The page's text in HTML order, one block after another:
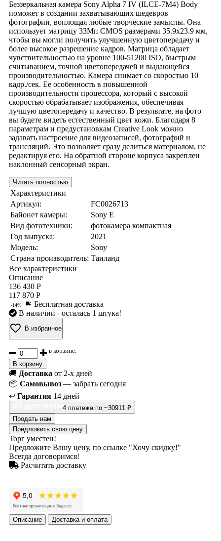
Беззеркальная камера Sony Alpha 7 IV (ILCE-7M4) Body
поможет в создании захватывающих шедевров
фотографии, воплощая любые творческие замыслы. Она
использует матрицу 33Мп CMOS размерами 35.9x23.9 мм,
чтобы вы могли получить улучшенную цветопередачу и
более высокое разрешение кадров. Матрица обладает
чувствительностью на уровне 100-51200 ISO, быстрым
считыванием, точной цветопередачей и выдающейся
производительностью. Камера снимает со скоростью 10
кадр./сек. Ее особенность в повышенной
производительности процессора, который с высокой
скоростью обрабатывает изображения, обеспечивая
лучшую цветопередачу и качество. В результате, на фото
вы будете видеть естественный цвет кожи. Благодаря 8
параметрам и предустановкам Creative Look можно
задавать настроение для видеозаписей, фотографий и
трансляций. Это позволяет сразу делиться материалом, не
редактируя его. На обратной стороне корпуса закреплен
наклонный сенсорный экран.
Читать полностью
Характеристики
Артикул:
FC0026713
Байонет камеры:
Sony E
Вид фототехники:
фотокамера компактная
Год выпуска:
2021
Модель:
Sony
Страна производитель: Таиланд
Все характеристики
Описание
136 430 Р
117 870 Р
-14%
Бесплатная доставка
В наличии - осталась 1 штука!
В избранное
в корзине:
В корзину
🚚 Доставка от 2-х дней
📦 Самовывоз — забрать сегодня
↩️ Гарантия 14 дней
4 платежа по ~30911 ₽
Продать нам
Предложить свою цену
Торг уместен!
Предложите Вашу цену, по ссылке "Хочу скидку!"
Всегда договоримся!
Расчитать доставку
Описание Доставка и оплата